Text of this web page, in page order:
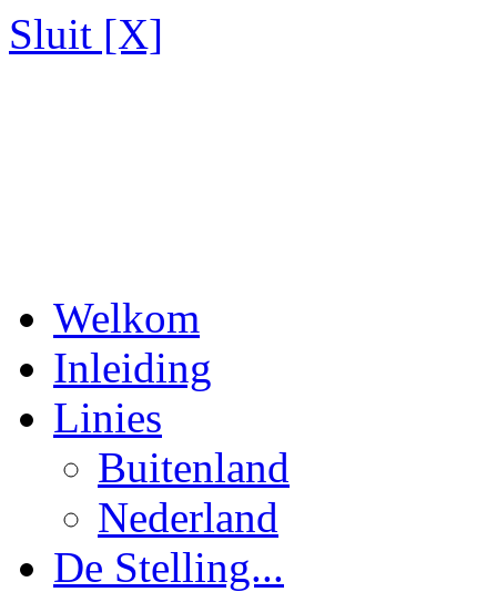
Sluit [X]
Welkom
Inleiding
Linies
Buitenland
Nederland
De Stelling...